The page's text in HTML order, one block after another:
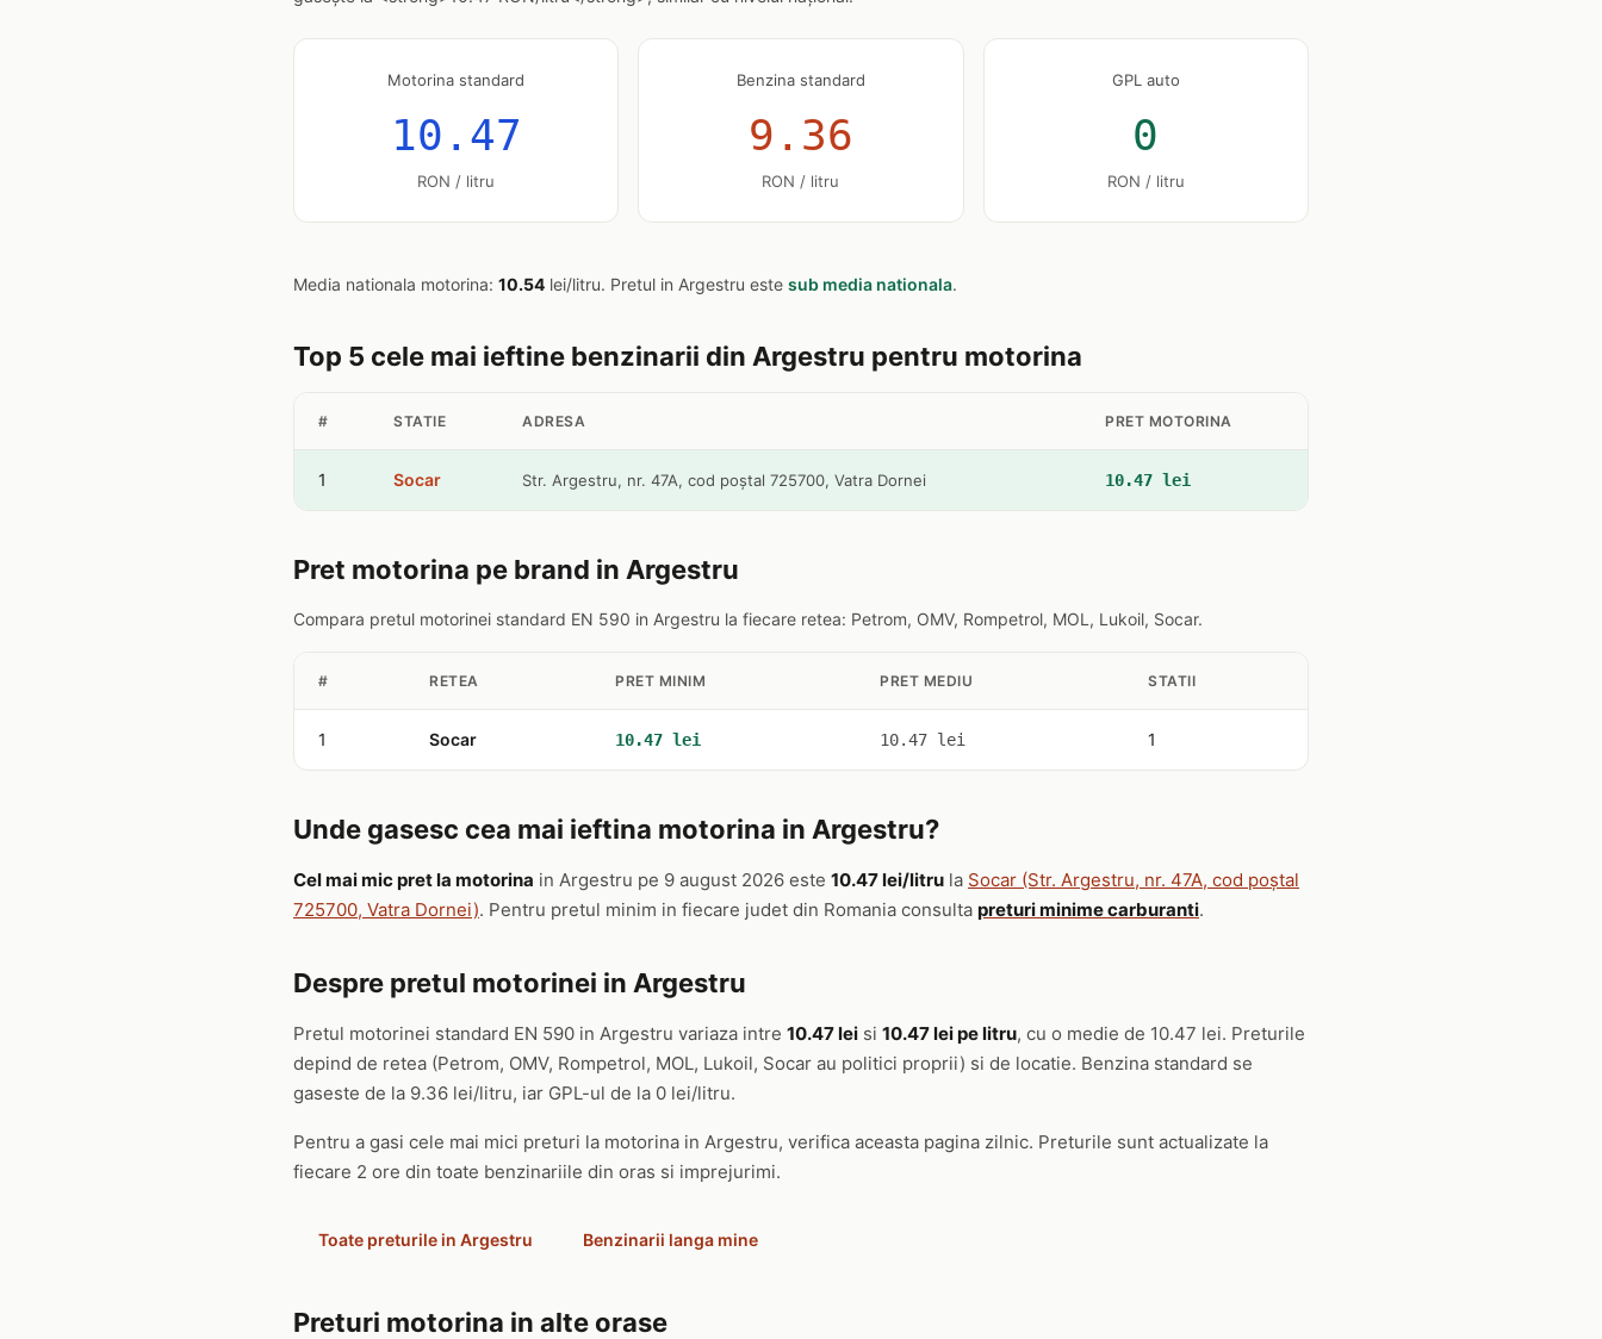
Motorina standard
10.47
RON / litru
Benzina standard
9.36
RON / litru
GPL auto
0
RON / litru
Media nationala motorina: 10.54 lei/litru. Pretul in Argestru este sub media nationala.
Top 5 cele mai ieftine benzinarii din Argestru pentru motorina
# STATIE ADRESA PRET MOTORINA
1 Socar Str. Argestru, nr. 47A, cod poştal 725700, Vatra Dornei 10.47 lei
Pret motorina pe brand in Argestru
Compara pretul motorinei standard EN 590 in Argestru la fiecare retea: Petrom, OMV, Rompetrol, MOL, Lukoil, Socar.
# RETEA PRET MINIM PRET MEDIU STATII
1 Socar 10.47 lei 10.47 lei 1
Unde gasesc cea mai ieftina motorina in Argestru?
Cel mai mic pret la motorina in Argestru pe 9 august 2026 este 10.47 lei/litru la Socar (Str. Argestru, nr. 47A, cod poştal
725700, Vatra Dornei). Pentru pretul minim in fiecare judet din Romania consulta preturi minime carburanti.
Despre pretul motorinei in Argestru
Pretul motorinei standard EN 590 in Argestru variaza intre 10.47 lei si 10.47 lei pe litru, cu o medie de 10.47 lei. Preturile
depind de retea (Petrom, OMV, Rompetrol, MOL, Lukoil, Socar au politici proprii) si de locatie. Benzina standard se
gaseste de la 9.36 lei/litru, iar GPL-ul de la 0 lei/litru.
Pentru a gasi cele mai mici preturi la motorina in Argestru, verifica aceasta pagina zilnic. Preturile sunt actualizate la
fiecare 2 ore din toate benzinariile din oras si imprejurimi.
Toate preturile in Argestru Benzinarii langa mine
Preturi motorina in alte orase